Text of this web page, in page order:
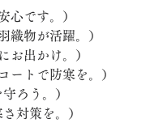
心です。）
物が活躍。）
出かけ。）
トで防寒を。）
ろう。）
対策を。）